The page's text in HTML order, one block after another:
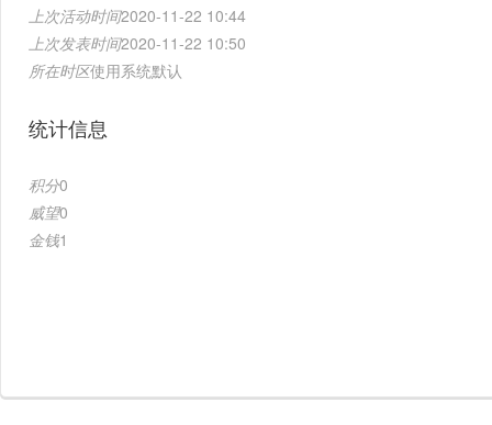
上次活动时间2020-11-22 10:44
上次发表时间2020-11-22 10:50
所在时区使用系统默认
统计信息
积分0
威望0
金钱1